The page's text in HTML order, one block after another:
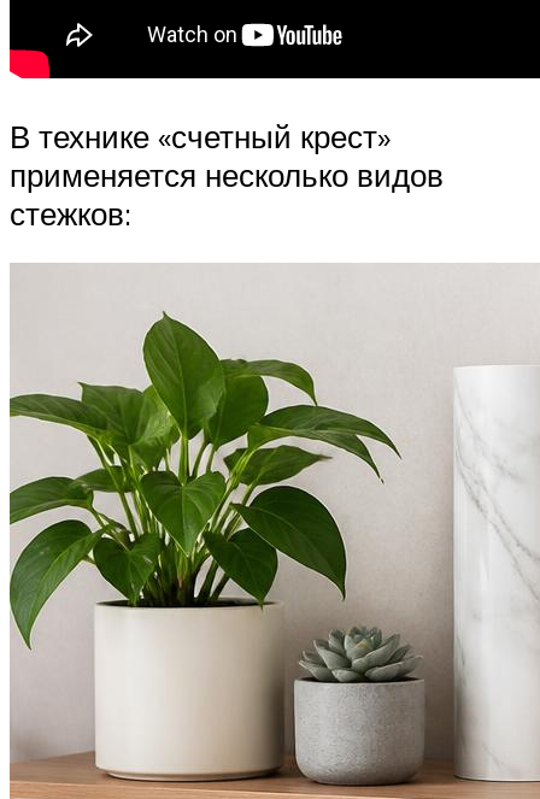
В технике «счетный крест»
применяется несколько видов
стежков: